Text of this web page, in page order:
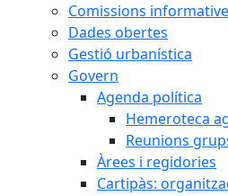
Comissions
Dades obertes
Gestió urbanística
Govern
Agenda política
Hemeroteca
Reunions
Àrees i regidories
Cartipàs: